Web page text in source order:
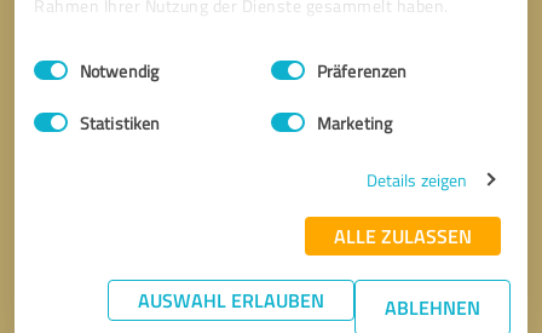
Rahmen Ihrer Nutzung der Dienste gesammelt haben.
Impressum Datenschutzbestimmungen
Einwilligungsauswahl
Notwendig Präferenzen
Statistiken Marketing
Details zeigen
ALLE ZULASSEN
AUSWAHL ERLAUBEN ABLEHNEN
* Erforderliche Angaben
Nachricht senden